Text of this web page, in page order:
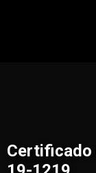
Certificado